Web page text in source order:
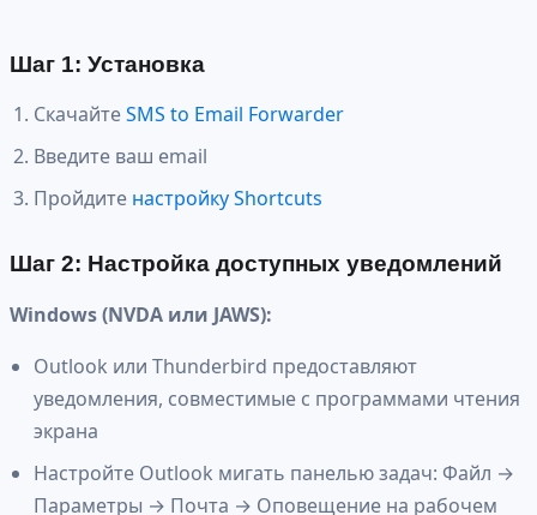
Шаг 1: Установка
СкачайтеSMS to Email Forwarder
Введите ваш email
Пройдите настройку Shortcuts
Шаг 2: Настройка доступных уведомлений
Windows (NVDA или JAWS):
Outlook или Thunderbird предоставляют
уведомления, совместимые с программами чтения
экрана
Настройте Outlook мигать панелью задач: Файл →
Параметры → Почта → Оповещение на рабочем